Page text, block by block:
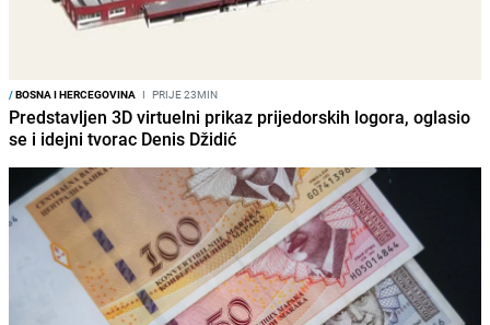
/BOSNA I HERCEGOVINA I PRIJE 23MIN
Predstavljen 3D virtuelni prikaz prijedorskih logora, oglasio
se i idejni tvorac Denis Džidić